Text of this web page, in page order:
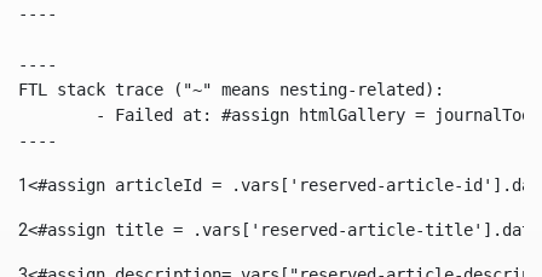
----
----
FTL stack trace ("~" means nesting-related):
----
1<#assign articleId = .vars['reserved-article-
2<#assign title = .vars['reserved-article-